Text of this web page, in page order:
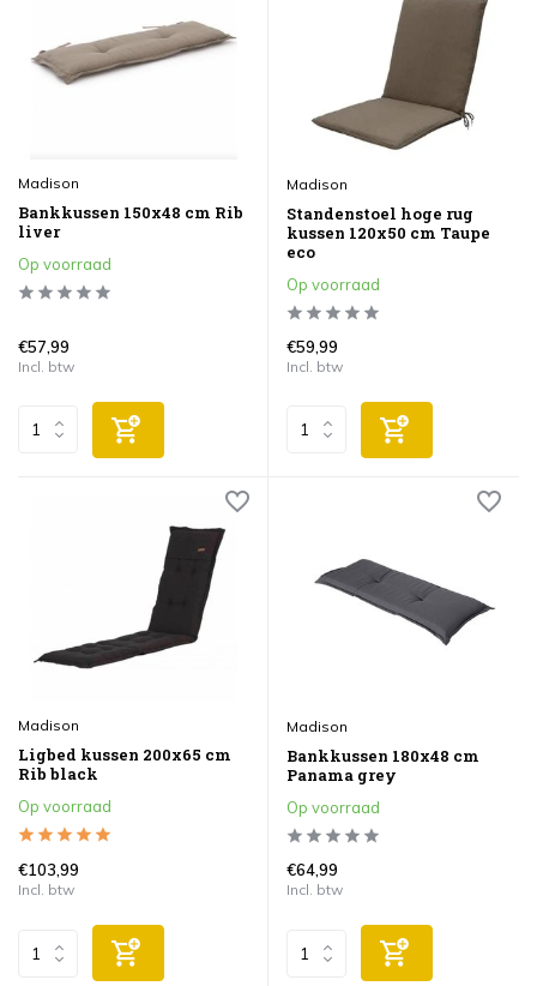
Madison
Bankkussen 150x48 cm Rib
liver
Op voorraad
€57,99
Incl. btw
Madison
Standenstoel hoge rug
kussen 120x50 cm Taupe
eco
Op voorraad
€59,99
Incl. btw
Madison
Ligbed kussen 200x65 cm
Rib black
Op voorraad
€103,99
Incl. btw
Madison
Bankkussen 180x48 cm
Panama grey
Op voorraad
€64,99
Incl. btw